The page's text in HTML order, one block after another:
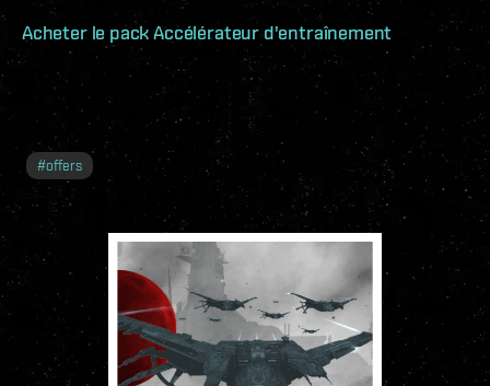
Acheter le pack Accélérateur d'entraînement
#offers